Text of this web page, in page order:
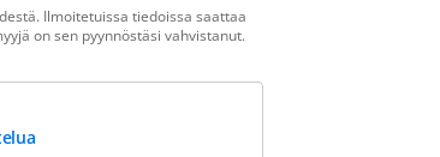
Ilmoitetuissa tiedoissa saattaa
on sen pyynnöstäsi vahvistanut.